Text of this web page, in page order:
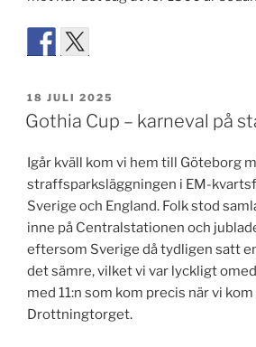
PUBLICERAT
18 JULI 2025
Gothia Cup – karneval på
Igår kväll kom vi hem till Göteborg
straffsparksläggningen i EM-
Sverige och England. Folk stod
inne på Centralstationen och
eftersom Sverige då tydligen satt
det sämre, vilket vi var lyckligt
med 11:n som kom precis när vi
Drottningtorget.